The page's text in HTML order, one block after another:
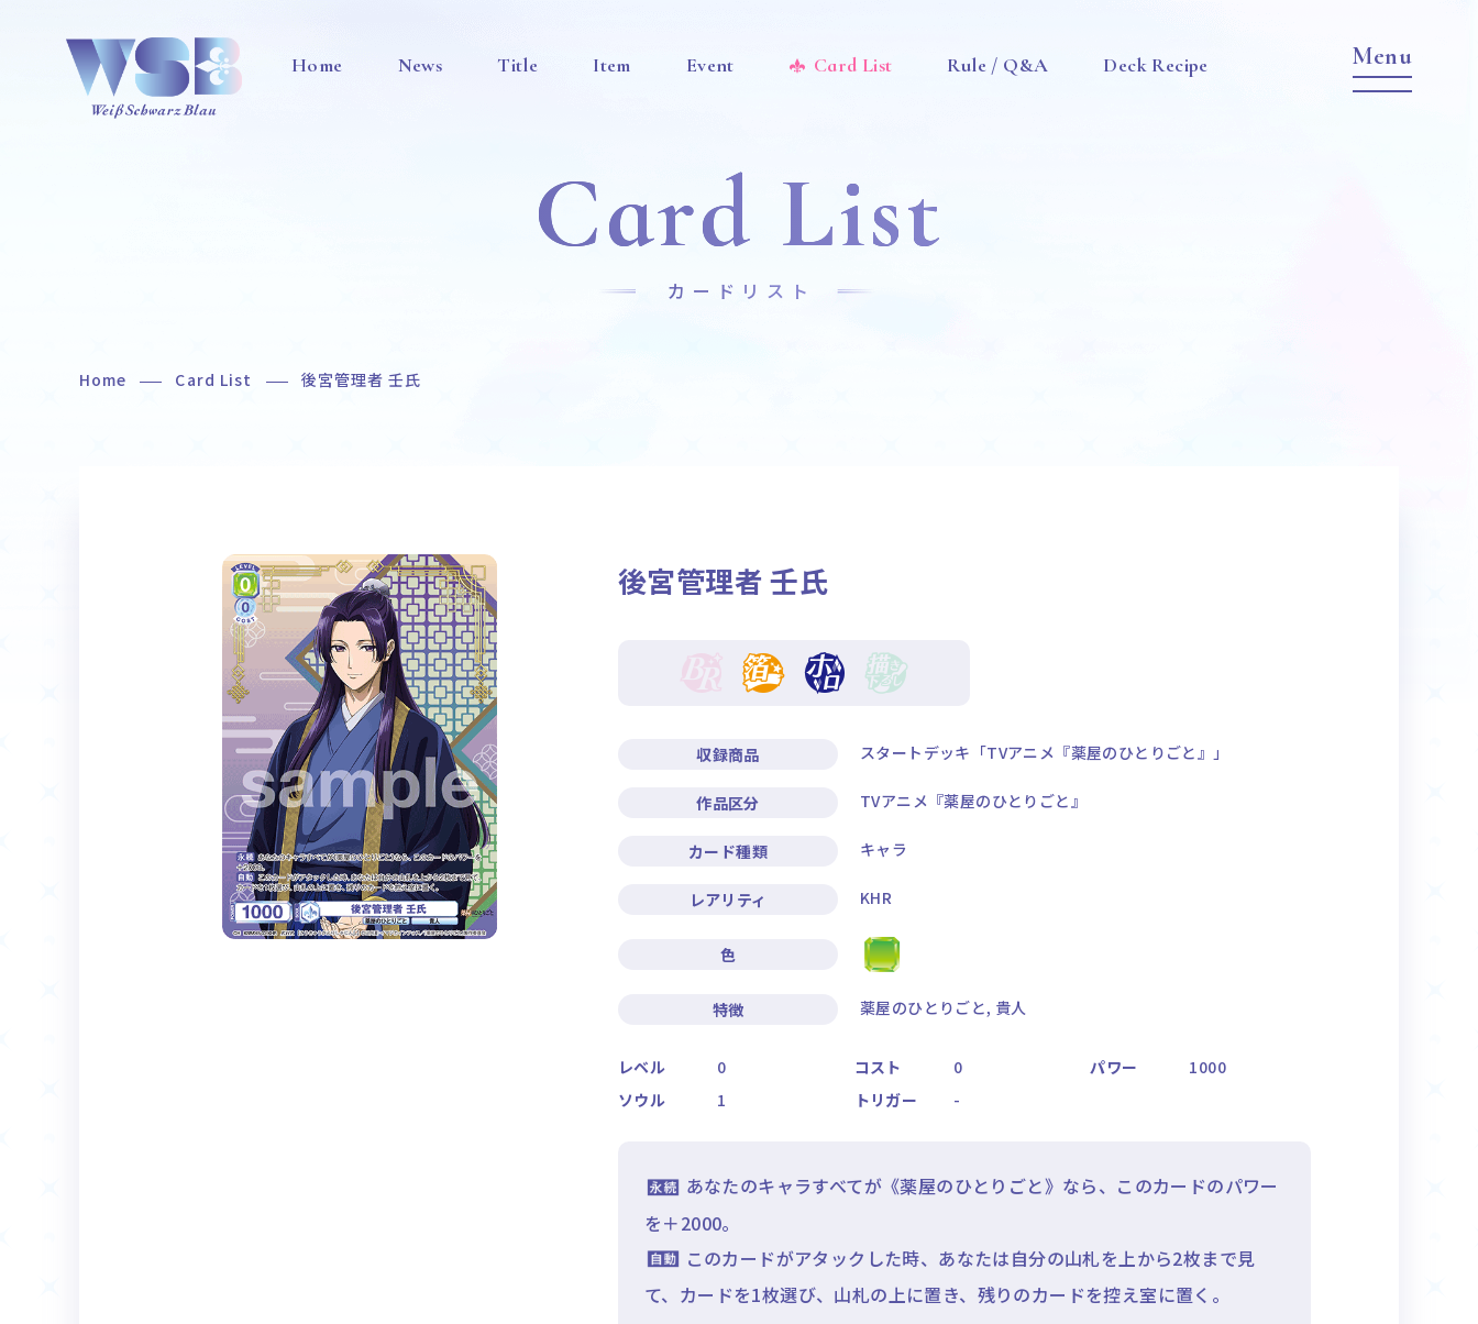
Home News Title Item Event Card List Rule / Q&A Deck Recipe
Event
イベント
Card List Rule / Q&A
Card List
カードリスト
Home Card List 後宮管理者 壬氏
後宮管理者 壬氏
収録商品 スタートデッキ「TVアニメ『薬屋のひとりごと』」
作品区分 TVアニメ『薬屋のひとりごと』
カード種類 キャラ
レアリティ KHR
色
特徴 薬屋のひとりごと, 貴人
レベル 0 コスト 0 パワー
1000
ソウル
1 トリガー -
あなたのキャラすべてが《薬屋のひとりごと》なら、このカードのパワー
を＋2000。
このカードがアタックした時、あなたは自分の山札を上から2枚まで見
て、カードを1枚選び、山札の上に置き、残りのカードを控え室に置く。